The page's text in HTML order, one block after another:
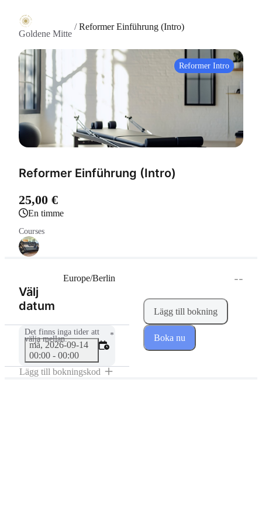
Goldene Mitte
/Reformer Einführung (Intro)
Reformer Intro
Reformer Einführung (Intro)
25,00 €
en timme
Courses
Välj
datum
Europe/Berlin
Det finns inga tider att
välja mellan.
*
må, 2026-09-14
00:00 - 00:00
Lägg till bokningskod
--
Lägg till bokning
Boka nu